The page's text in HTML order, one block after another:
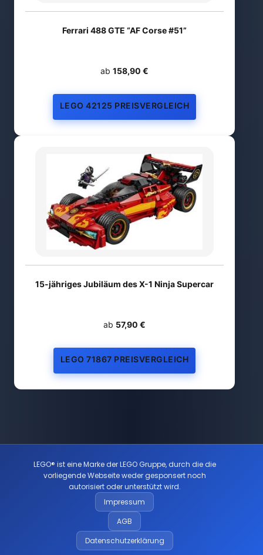
Ferrari 488 GTE “AF Corse #51”
ab 158,90 €
LEGO 42125 PREISVERGLEICH
15-jähriges Jubiläum des X-1 Ninja Supercar
ab 57,90 €
LEGO 71867 PREISVERGLEICH
LEGO® ist eine Marke der LEGO Gruppe, durch die die
vorliegende Webseite weder gesponsert noch
autorisiert oder unterstützt wird.
Impressum
AGB
Datenschutzerklärung